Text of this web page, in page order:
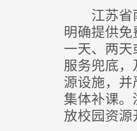
江苏省南
明确提供
一天、两
服务兜底
源设施，
集体补课
放校园资